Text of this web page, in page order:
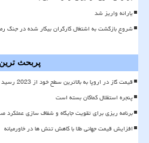
یارانه واریز شد
شروع بازگشت به اشتغال کارگران بیکار شده در جنگ
پربحث
قیمت گاز در اروپا به بالاترین سطح خود از 2023 رسید
پنجره استقلال کماکان بسته است
برنامه ریزی برای تقویت جایگاه و شفاف سازی عملکرد
افزایش قیمت جهانی طلا با کاهش تنش ها در خاورمیانه